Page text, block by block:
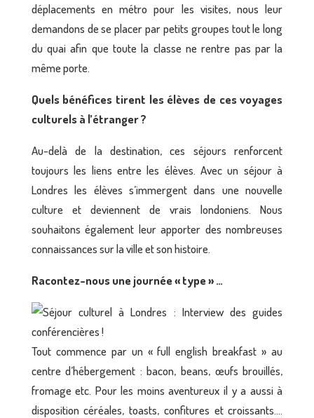
déplacements en métro pour les visites, nous leur
demandons de se placer par petits groupes tout le long
du quai afin que toute la classe ne rentre pas par la
même porte.
Quels bénéfices tirent les élèves de ces voyages
culturels à l’étranger ?
Au-delà de la destination, ces séjours renforcent
toujours les liens entre les élèves. Avec un séjour à
Londres les élèves s’immergent dans une nouvelle
culture et deviennent de vrais londoniens. Nous
souhaitons également leur apporter des nombreuses
connaissances sur la ville et son histoire.
Racontez-nous une journée « type » …
Tout commence par un « full english breakfast » au
centre d’hébergement : bacon, beans, œufs brouillés,
fromage etc. Pour les moins aventureux il y a aussi à
disposition céréales, toasts, confitures et croissants….